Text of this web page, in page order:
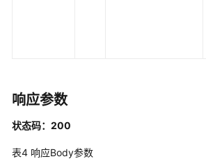
发
响应参数
状态码：200
表4 响应Body参数